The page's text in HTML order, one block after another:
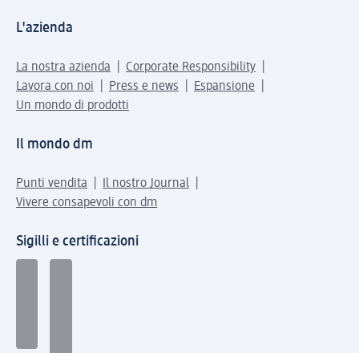
L'azienda
La nostra azienda
Corporate Responsibility
Lavora con noi
Press e news
Espansione
Un mondo di prodotti
Il mondo dm
Punti vendita
Il nostro Journal
Vivere consapevoli con dm
Sigilli e certificazioni